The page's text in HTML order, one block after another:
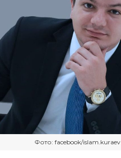
Фото: facebook/islam.kuraev